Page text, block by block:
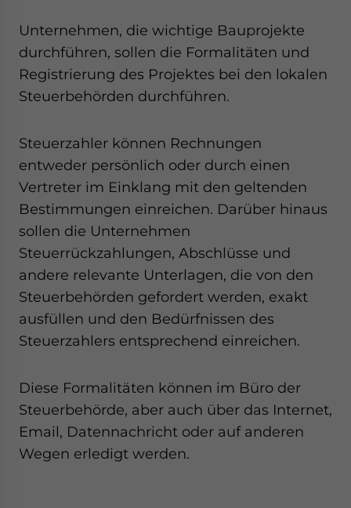
Unternehmen, die wichtige Bauprojekte
durchführen, sollen die Formalitäten und
Registrierung des Projektes bei den lokalen
Steuerbehörden durchführen.
Steuerzahler können Rechnungen
entweder persönlich oder durch einen
Vertreter im Einklang mit den geltenden
Bestimmungen einreichen. Darüber hinaus
sollen die Unternehmen
Steuerrückzahlungen, Abschlüsse und
andere relevante Unterlagen, die von den
Steuerbehörden gefordert werden, exakt
ausfüllen und den Bedürfnissen des
Steuerzahlers entsprechend einreichen.
Diese Formalitäten können im Büro der
Steuerbehörde, aber auch über das Internet,
Email, Datennachricht oder auf anderen
Wegen erledigt werden.
- case sensitive